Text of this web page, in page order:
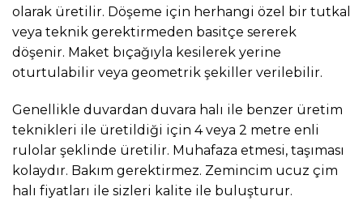
olarak üretilir. Döşeme için herhangi özel bir tutkal
veya teknik gerektirmeden basitçe sererek
döşenir. Maket bıçağıyla kesilerek yerine
oturtulabilir veya geometrik şekiller verilebilir.
Genellikle duvardan duvara halı ile benzer üretim
teknikleri ile üretildiği için 4 veya 2 metre enli
rulolar şeklinde üretilir. Muhafaza etmesi, taşıması
kolaydır. Bakım gerektirmez. Zemincim ucuz çim
halı fiyatları ile sizleri kalite ile buluşturur.